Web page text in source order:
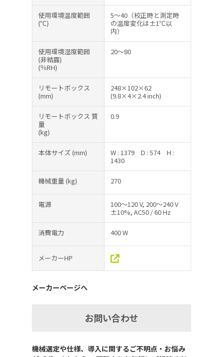
使用環境温度範囲
(℃)
5～40（校正時と測定時
の温度変化は±1℃以
内）
使用環境湿度範囲
(非結露)
(％RH)
20～80
リモートボックス
(mm)
248×102×62
(9.8×4×2.4 inch)
リモートボックス 質
量
(kg)
0.9
本体サイズ(mm) W : 1379 D : 574
H :
1430
機械重量(kg) 270
電源
100～120 V, 200～240 V
±10%, AC50 / 60 Hz
消費電力 400 W
メーカーHP
メーカーページへ
お問い合わせ
機械選定や仕様、導入に関するご不明点・お悩み